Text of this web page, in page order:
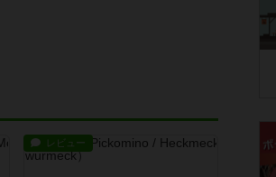
レビュー